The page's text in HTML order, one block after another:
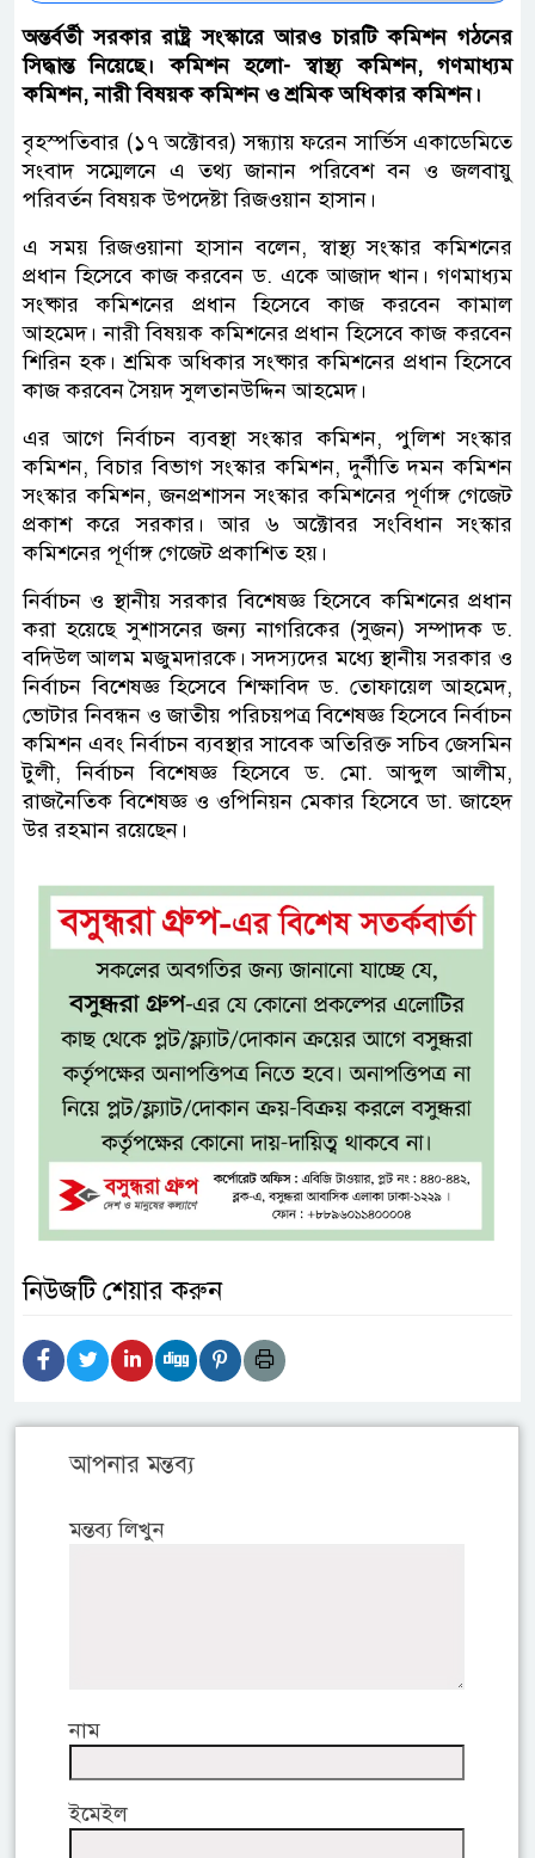
অন্তর্বর্তী সরকার রাষ্ট্র সংস্কারে আরও চারটি কমিশন গঠনের
সিদ্ধান্ত নিয়েছে। কমিশন হলো- স্বাস্থ্য কমিশন, গণমাধ্যম
কমিশন, নারী বিষয়ক কমিশন ও শ্রমিক অধিকার কমিশন।
বৃহস্পতিবার (১৭ অক্টোবর) সন্ধ্যায় ফরেন সার্ভিস একাডেমিতে
সংবাদ সম্মেলনে এ তথ্য জানান পরিবেশ বন ও জলবায়ু
পরিবর্তন বিষয়ক উপদেষ্টা রিজওয়ান হাসান।
এ সময় রিজওয়ানা হাসান বলেন, স্বাস্থ্য সংস্কার কমিশনের
প্রধান হিসেবে কাজ করবেন ড. একে আজাদ খান। গণমাধ্যম
সংষ্কার কমিশনের প্রধান হিসেবে কাজ করবেন কামাল
আহমেদ। নারী বিষয়ক কমিশনের প্রধান হিসেবে কাজ করবেন
শিরিন হক। শ্রমিক অধিকার সংষ্কার কমিশনের প্রধান হিসেবে
কাজ করবেন সৈয়দ সুলতানউদ্দিন আহমেদ।
এর আগে নির্বাচন ব্যবস্থা সংস্কার কমিশন, পুলিশ সংস্কার
কমিশন, বিচার বিভাগ সংস্কার কমিশন, দুর্নীতি দমন কমিশন
সংস্কার কমিশন, জনপ্রশাসন সংস্কার কমিশনের পূর্ণাঙ্গ গেজেট
প্রকাশ করে সরকার। আর ৬ অক্টোবর সংবিধান সংস্কার
কমিশনের পূর্ণাঙ্গ গেজেট প্রকাশিত হয়।
নির্বাচন ও স্থানীয় সরকার বিশেষজ্ঞ হিসেবে কমিশনের প্রধান
করা হয়েছে সুশাসনের জন্য নাগরিকের (সুজন) সম্পাদক ড.
বদিউল আলম মজুমদারকে। সদস্যদের মধ্যে স্থানীয় সরকার ও
নির্বাচন বিশেষজ্ঞ হিসেবে শিক্ষাবিদ ড. তোফায়েল আহমেদ,
ভোটার নিবন্ধন ও জাতীয় পরিচয়পত্র বিশেষজ্ঞ হিসেবে নির্বাচন
কমিশন এবং নির্বাচন ব্যবস্থার সাবেক অতিরিক্ত সচিব জেসমিন
টুলী, নির্বাচন বিশেষজ্ঞ হিসেবে ড. মো. আব্দুল আলীম,
রাজনৈতিক বিশেষজ্ঞ ও ওপিনিয়ন মেকার হিসেবে ডা. জাহেদ
উর রহমান রয়েছেন।
নিউজটি শেয়ার করুন
আপনার মন্তব্য
মন্তব্য লিখুন
নাম
ইমেইল